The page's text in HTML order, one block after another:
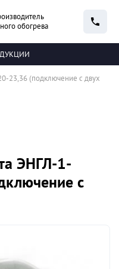
обогрева
23,36 (подключение с двух
ЭНГЛ-1-
с